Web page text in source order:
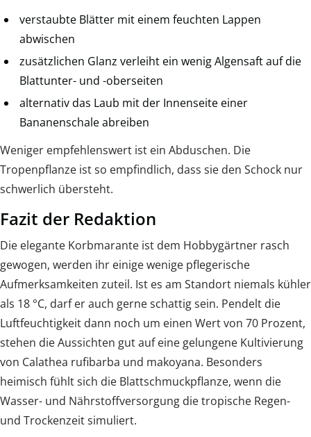
verstaubte Blätter mit einem feuchten Lappen
abwischen
zusätzlichen Glanz verleiht ein wenig Algensaft auf die
Blattunter- und -oberseiten
alternativ das Laub mit der Innenseite einer
Bananenschale abreiben
Weniger empfehlenswert ist ein Abduschen. Die
Tropenpflanze ist so empfindlich, dass sie den Schock nur
schwerlich übersteht.
Fazit der Redaktion
Die elegante Korbmarante ist dem Hobbygärtner rasch
gewogen, werden ihr einige wenige pflegerische
Aufmerksamkeiten zuteil. Ist es am Standort niemals kühler
als 18 °C, darf er auch gerne schattig sein. Pendelt die
Luftfeuchtigkeit dann noch um einen Wert von 70 Prozent,
stehen die Aussichten gut auf eine gelungene Kultivierung
von Calathea rufibarba und makoyana. Besonders
heimisch fühlt sich die Blattschmuckpflanze, wenn die
Wasser- und Nährstoffversorgung die tropische Regen-
und Trockenzeit simuliert.